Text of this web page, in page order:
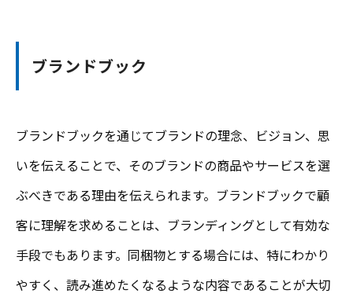
ブランドブック
ブランドブックを通じてブランドの理念、ビジョン、思
いを伝えることで、そのブランドの商品やサービスを選
ぶべきである理由を伝えられます。ブランドブックで顧
客に理解を求めることは、ブランディングとして有効な
手段でもあります。同梱物とする場合には、特にわかり
やすく、読み進めたくなるような内容であることが大切